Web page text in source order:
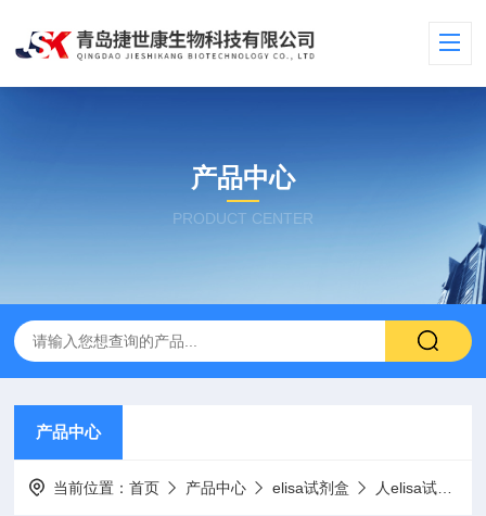
产品中心
PRODUCT CENTER
产品中心
当前位置：首页 产品中心 elisa试剂盒 人elisa试剂盒